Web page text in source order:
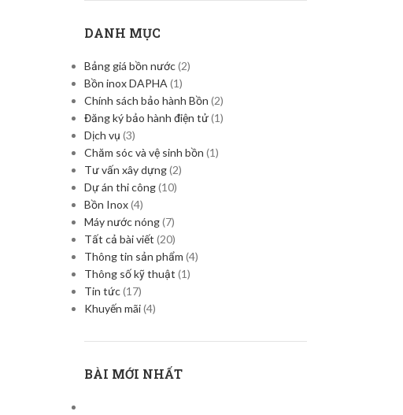
DANH MỤC
Bảng giá bồn nước(2)
Bồn inox DAPHA (1)
Chính sách bảo hành Bồn (2)
Đăng ký bảo hành điện tử(1)
Dịch vụ (3)
Chăm sóc và vệ sinh bồn (1)
Tư vấn xây dựng(2)
Dự án thi công(10)
Bồn Inox(4)
Máy nước nóng(7)
Tất cả bài viết (20)
Thông tin sản phẩm (4)
Thông số kỹ thuật (1)
Tin tức(17)
Khuyến mãi(4)
BÀI MỚI NHẤT